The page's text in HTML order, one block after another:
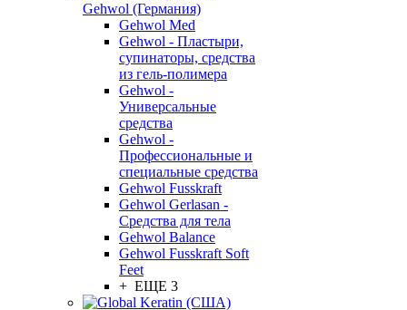
Gehwol (Германия)
Gehwol Med
Gehwol - Пластыри,
супинаторы, средства
из гель-полимера
Gehwol -
Универсальные
средства
Gehwol -
Профессиональные и
специальные средства
Gehwol Fusskraft
Gehwol Gerlasan -
Средства для тела
Gehwol Balance
Gehwol Fusskraft Soft
Feet
+ ЕЩЕ 3